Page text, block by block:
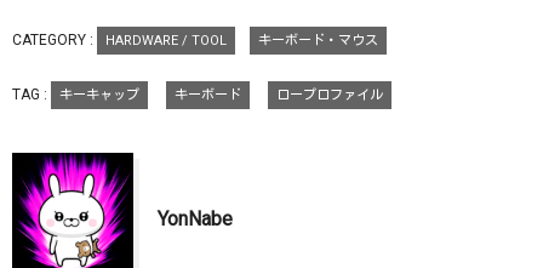
CATEGORY : HARDWARE / TOOL キーボード・マウス
TAG : キーキャップ キーボード ロープロファイル
YonNabe